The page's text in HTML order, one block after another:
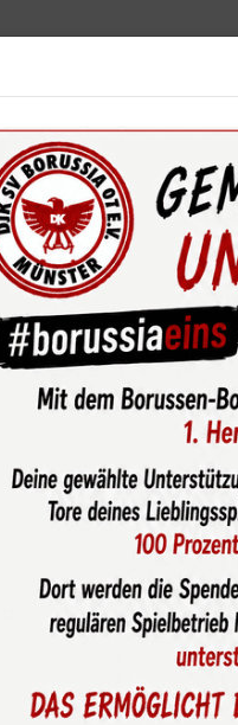
News & Media
Newsroom Paula